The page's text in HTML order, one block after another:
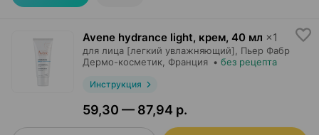
Avene hydrance light, крем, 40 мл ×1
для лица [легкий увлажняющий],
Пьер Фабр
Дермо-косметик , Франция • без рецепта
Инструкция
59,30 — 87,94 р.